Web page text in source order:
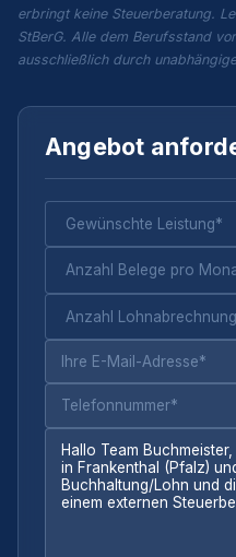
erbringt keine Steuerberatung.
StBerG. Alle dem Berufsstand
ausschließlich durch
Angebot